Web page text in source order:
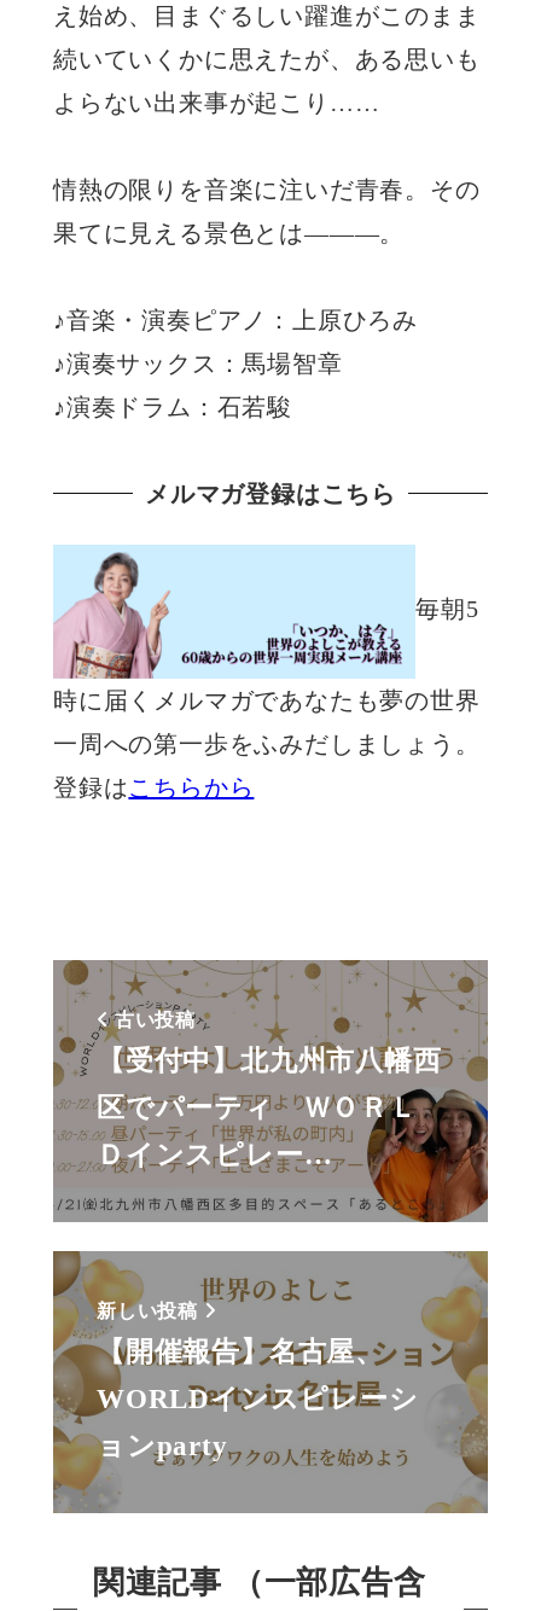
え始め、目まぐるしい躍進がこのまま
続いていくかに思えたが、ある思いも
よらない出来事が起こり……
情熱の限りを音楽に注いだ青春。その
果てに見える景色とは―――。
♪音楽・演奏ピアノ：上原ひろみ
♪演奏サックス：馬場智章
♪演奏ドラム：石若駿
メルマガ登録はこちら
毎朝5
時に届くメルマガであなたも夢の世界
一周への第一歩をふみだしましょう。
登録はこちらから
古い投稿
【受付中】北九州市八幡西
区でパーティ ＷＯＲＬ
Ｄインスピレー…
新しい投稿
【開催報告】名古屋、
WORLDインスピレーシ
ョンparty
関連記事 （一部広告含